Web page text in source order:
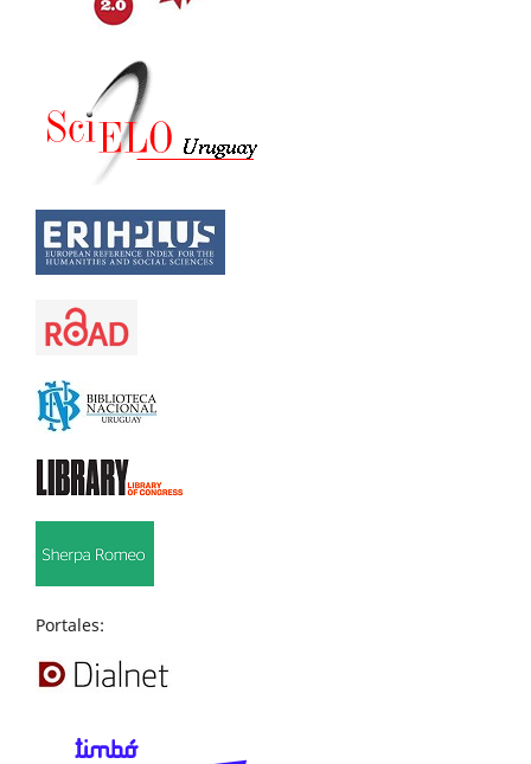
Portales: